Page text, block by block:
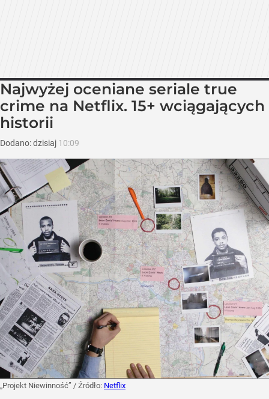
Najwyżej oceniane seriale true
crime na Netflix. 15+ wciągających
historii
Dodano:dzisiaj 10:09
„Projekt Niewinność” / Źródło: Netflix